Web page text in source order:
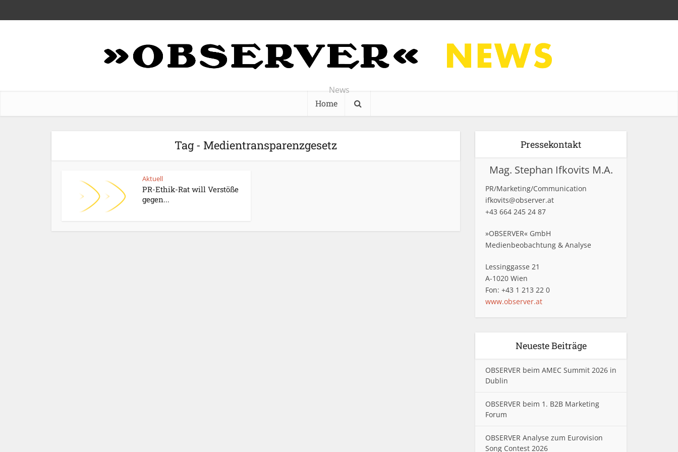
News
Home
Tag - Medientransparenzgesetz
Aktuell
PR-Ethik-Rat will Verstöße
gegen...
Pressekontakt
Mag. Stephan Ifkovits M.A.
PR/Marketing/Communication
ifkovits@observer.at
+43 664 245 24 87
»OBSERVER« GmbH
Medienbeobachtung & Analyse
Lessinggasse 21
A-1020 Wien
Fon: +43 1 213 22 0
www.observer.at
Neueste Beiträge
OBSERVER beim AMEC Summit 2026 in
Dublin
OBSERVER beim 1. B2B Marketing
Forum
OBSERVER Analyse zum Eurovision
Song Contest 2026